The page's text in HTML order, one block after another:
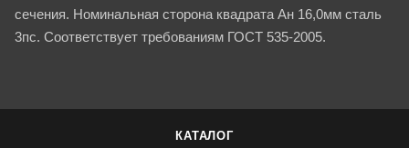
сечения. Номинальная сторона квадрата Ан 16,0мм сталь
3пс. Соответствует требованиям ГОСТ 535-2005.
КАТАЛОГ